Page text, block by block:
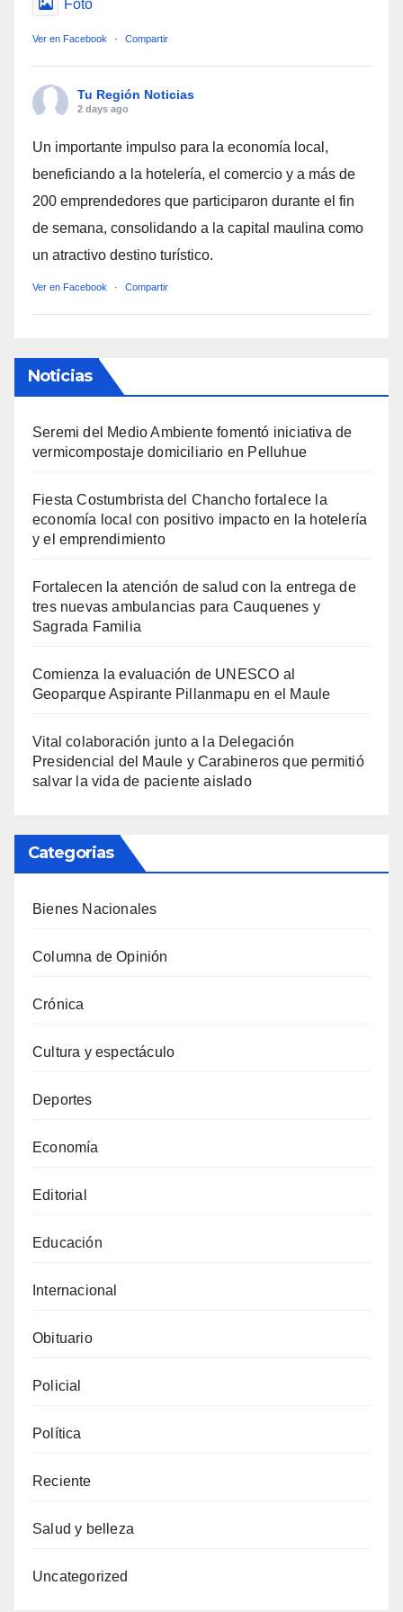
Foto
Ver en Facebook · Compartir
Tu Región Noticias
2 days ago
Un importante impulso para la economía local,
beneficiando a la hotelería, el comercio y a más de
200 emprendedores que participaron durante el fin
de semana, consolidando a la capital maulina como
un atractivo destino turístico.
Ver en Facebook · Compartir
Noticias
Seremi del Medio Ambiente fomentó iniciativa de
vermicompostaje domiciliario en Pelluhue
Fiesta Costumbrista del Chancho fortalece la
economía local con positivo impacto en la hotelería
y el emprendimiento
Fortalecen la atención de salud con la entrega de
tres nuevas ambulancias para Cauquenes y
Sagrada Familia
Comienza la evaluación de UNESCO al
Geoparque Aspirante Pillanmapu en el Maule
Vital colaboración junto a la Delegación
Presidencial del Maule y Carabineros que permitió
salvar la vida de paciente aislado
Categorias
Bienes Nacionales
Columna de Opinión
Crónica
Cultura y espectáculo
Deportes
Economía
Editorial
Educación
Internacional
Obituario
Policial
Política
Reciente
Salud y belleza
Uncategorized